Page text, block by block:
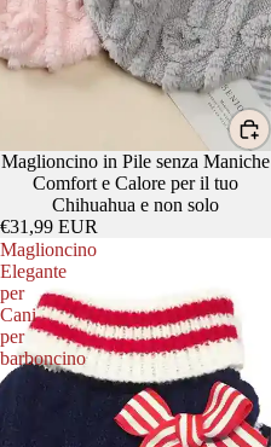
Maglioncino in Pile senza Maniche
Comfort e Calore per il tuo
Chihuahua e non solo
€31,99 EUR
Maglioncino
Elegante
per
Cani
per
barboncino